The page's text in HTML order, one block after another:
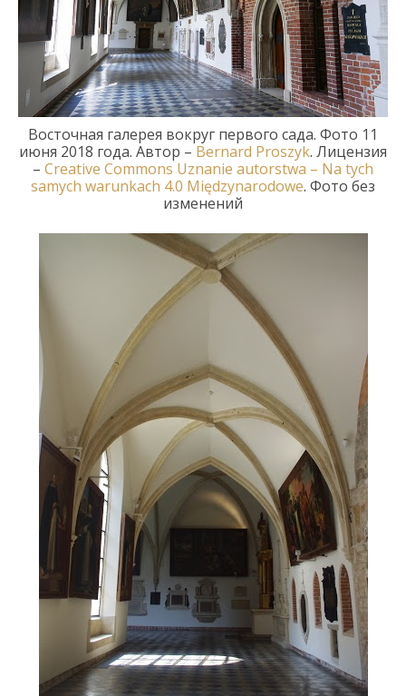
Восточная галерея вокруг первого сада. Фото 11
июня 2018 года. Автор – Bernard Proszyk. Лицензия
– Creative Commons Uznanie autorstwa – Na tych
samych warunkach 4.0 Międzynarodowe. Фото без
изменений